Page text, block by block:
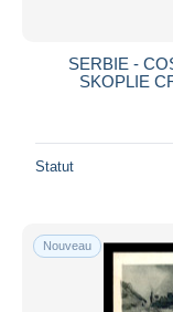
SERBIE -
SKOPLIE
Statut
Nouveau